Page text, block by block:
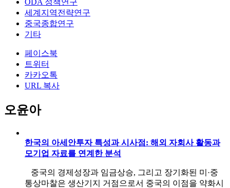
ODA 정책연구
세계지역전략연구
중국종합연구
기타
페이스북
트위터
카카오톡
URL 복사
오윤아
한국의 아세안투자 특성과 시사점: 해외 자회사 활동과
모기업 자료를 연계한 분석
중국의 경제성장과 임금상승, 그리고 장기화된 미·중
통상마찰은 생산기지 거점으로서 중국의 이점을 약화시